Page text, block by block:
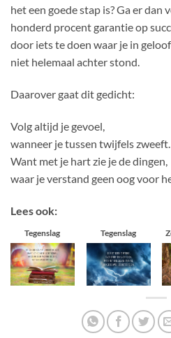
het een goede stap is? Ga er dan
honderd procent garantie op
door iets te doen waar je in
niet helemaal achter stond.
Daarover gaat dit gedicht:
Volg altijd je gevoel,
wanneer je tussen twijfels zweeft.
Want met je hart zie je de dingen,
waar je verstand geen oog voor
Lees ook:
Tegenslag Tegenslag